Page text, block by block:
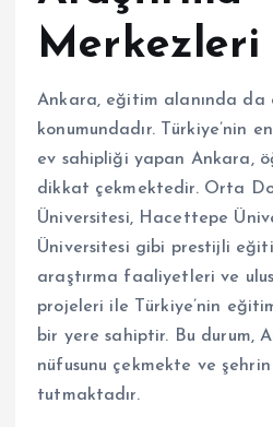
Merkezleri
Ankara, eğitim alanında da
konumundadır. Türkiye’nin
ev sahipliği yapan Ankara,
dikkat çekmektedir. Orta
Üniversitesi, Hacettepe
Üniversitesi gibi prestijli
araştırma faaliyetleri ve
projeleri ile Türkiye’nin
bir yere sahiptir. Bu durum,
nüfusunu çekmekte ve şehrin
tutmaktadır.